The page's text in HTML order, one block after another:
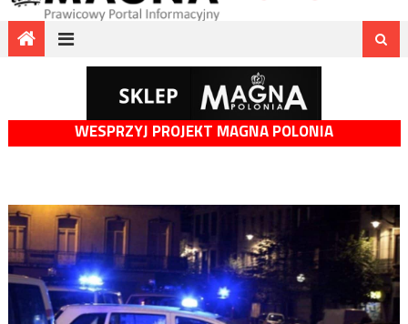
WESPRZYJ PROJEKT MAGNA POLONIA